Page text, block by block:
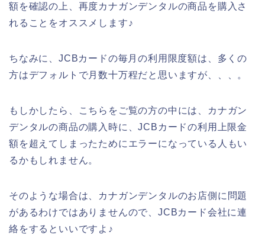
額を確認の上、再度カナガンデンタルの商品を購入さ
れることをオススメします♪
ちなみに、JCBカードの毎月の利用限度額は、多くの
方はデフォルトで月数十万程だと思いますが、、、。
もしかしたら、こちらをご覧の方の中には、カナガン
デンタルの商品の購入時に、JCBカードの利用上限金
額を超えてしまったためにエラーになっている人もい
るかもしれません。
そのような場合は、カナガンデンタルのお店側に問題
があるわけではありませんので、JCBカード会社に連
絡をするといいですよ♪